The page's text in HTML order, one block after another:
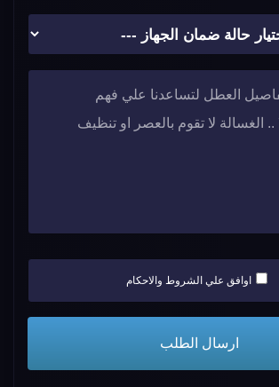
اوافق علي الشروط والاحكام